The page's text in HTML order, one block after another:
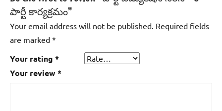
పార్టీ కార్యక్రమం”
Your email address will not be published. Required fields
are marked *
Your rating *
Your review*